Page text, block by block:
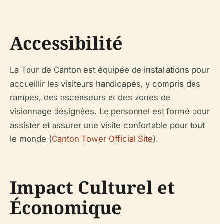
Accessibilité
La Tour de Canton est équipée de installations pour
accueillir les visiteurs handicapés, y compris des
rampes, des ascenseurs et des zones de
visionnage désignées. Le personnel est formé pour
assister et assurer une visite confortable pour tout
le monde (Canton Tower Official Site).
Impact Culturel et
Économique